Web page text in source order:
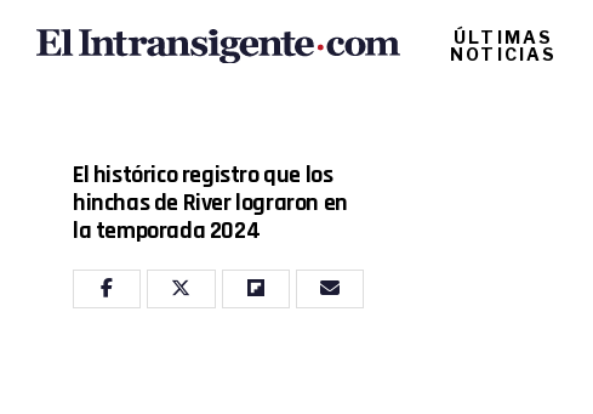
ÚLTIMAS
NOTICIAS
El histórico registro que los
hinchas de River lograron en
la temporada 2024